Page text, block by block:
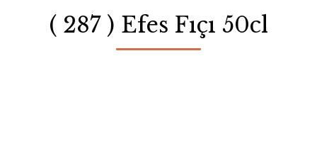
( 287 ) Efes Fıçı 50cl